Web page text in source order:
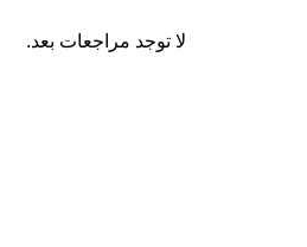
لا توجد مراجعات بعد.